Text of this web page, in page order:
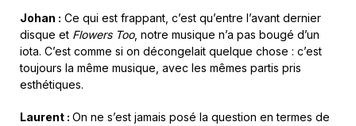
Johan : Ce qui est frappant, c’est qu’entre l’avant dernier
disque et Flowers Too, notre musique n’a pas bougé d’un
iota. C’est comme si on décongelait quelque chose : c’est
toujours la même musique, avec les mêmes partis pris
esthétiques.
Laurent : On ne s’est jamais posé la question en termes de